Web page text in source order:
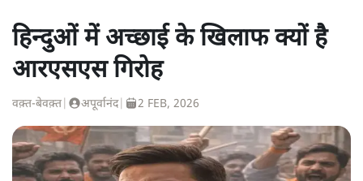
हिन्दुओं में अच्छाई के खिलाफ क्यों है
आरएसएस गिरोह
वक़्त-बेवक़्त अपूर्वानंद| 2 FEB, 2026